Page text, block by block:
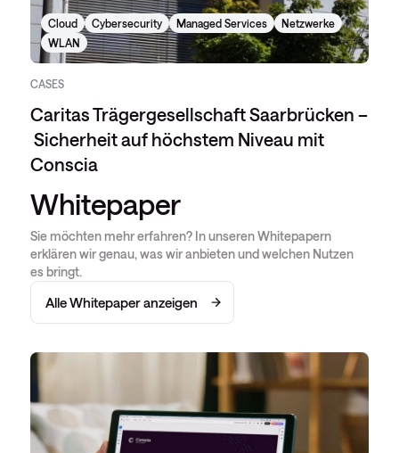
Cloud Cybersecurity Managed Services
Netzwerke
WLAN
CASES
Caritas Trägergesellschaft Saarbrücken –
Sicherheit auf höchstem Niveau mit
Conscia
Whitepaper
Sie möchten mehr erfahren? In unseren Whitepapern
erklären wir genau, was wir anbieten und welchen Nutzen
es bringt.
Alle Whitepaper anzeigen